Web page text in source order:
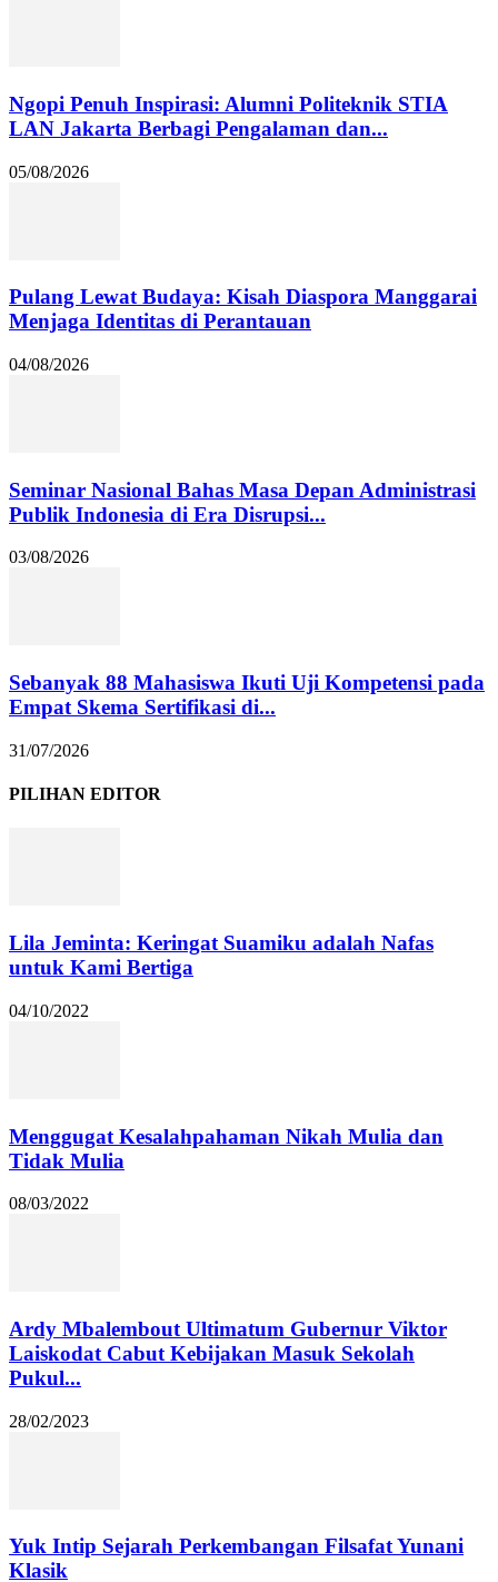
Ngopi Penuh Inspirasi: Alumni Politeknik STIA
LAN Jakarta Berbagi Pengalaman dan...
05/08/2026
Pulang Lewat Budaya: Kisah Diaspora Manggarai
Menjaga Identitas di Perantauan
04/08/2026
Seminar Nasional Bahas Masa Depan Administrasi
Publik Indonesia di Era Disrupsi...
03/08/2026
Sebanyak 88 Mahasiswa Ikuti Uji Kompetensi pada
Empat Skema Sertifikasi di...
31/07/2026
PILIHAN EDITOR
Lila Jeminta: Keringat Suamiku adalah Nafas
untuk Kami Bertiga
04/10/2022
Menggugat Kesalahpahaman Nikah Mulia dan
Tidak Mulia
08/03/2022
Ardy Mbalembout Ultimatum Gubernur Viktor
Laiskodat Cabut Kebijakan Masuk Sekolah
Pukul...
28/02/2023
Yuk Intip Sejarah Perkembangan Filsafat Yunani
Klasik